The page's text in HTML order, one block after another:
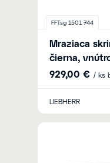
FFTsg 1501 744
Mraziaca
čierna,
929,00 € / ks
LIEBHERR